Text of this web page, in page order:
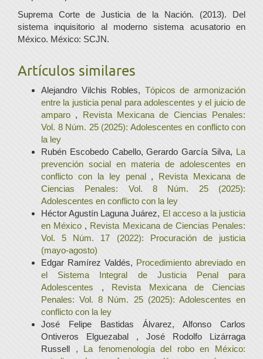
Suprema Corte de Justicia de la Nación. (2013). Del
sistema inquisitorio al moderno sistema acusatorio en
México. México: SCJN.
Artículos similares
Alejandro Vilchis Robles, Tópicos de armonización
entre la justicia penal para adolescentes y el juicio de
amparo , Revista Mexicana de Ciencias Penales:
Vol. 8 Núm. 25 (2025): Adolescentes en conflicto con
la ley
Rubén Escobedo Cabello, Gerardo García Silva, La
prevención social en materia de adolescentes en
conflicto con la ley penal , Revista Mexicana de
Ciencias Penales: Vol. 8 Núm. 25 (2025):
Adolescentes en conflicto con la ley
Héctor Agustín Laguna Juárez, El acceso a la justicia
en México , Revista Mexicana de Ciencias Penales:
Vol. 5 Núm. 17 (2022): Procuración de justicia
(mayo-agosto)
Edgar Ramírez Valdés, Procedimiento abreviado en
el Sistema Integral de Justicia Penal para
Adolescentes , Revista Mexicana de Ciencias
Penales: Vol. 8 Núm. 25 (2025): Adolescentes en
conflicto con la ley
José Felipe Bastidas Álvarez, Alfonso Carlos
Ontiveros Elguezabal , José Rodolfo Lizárraga
Russell , La fenomenología del robo en México: